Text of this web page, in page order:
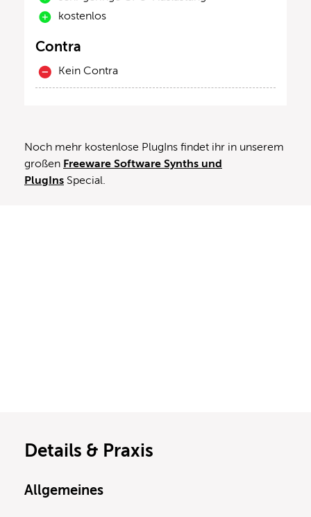
kostenlos
Contra
Kein Contra
Noch mehr kostenlose PlugIns findet ihr in unserem
großen Freeware Software Synths und
PlugIns Special.
Details & Praxis
Allgemeines